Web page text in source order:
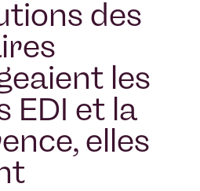
des
les
EDI et la
elles